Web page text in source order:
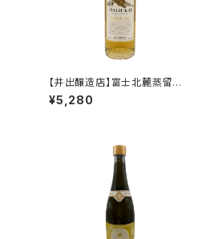
【井出醸造店】富士北麓蒸留所
グレーンモルトウイスキー 大樹
海
¥5,280